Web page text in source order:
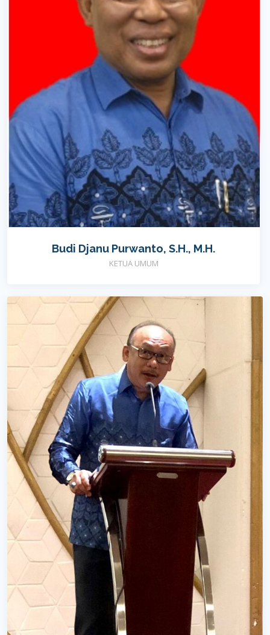
Budi Djanu Purwanto, S.H., M.H.
KETUA UMUM